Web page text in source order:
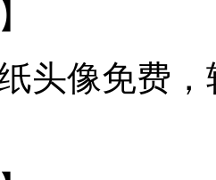
头像免费